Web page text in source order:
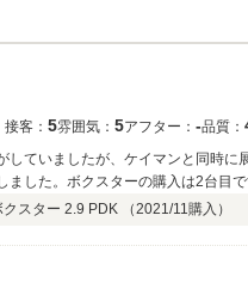
接客： 5雰囲気： 5アフター： ‐品質：
していましたが、ケイマンと同時
ました。ボクスターの購入は2台目
を受けましたのでその点も安心感
るということだと思います。こちら
スター 2.9 PDK （2021/11購入）